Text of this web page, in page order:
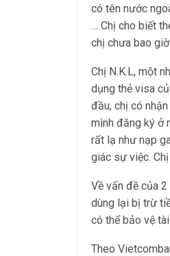
có tên nước
… Chị cho biết
chị chưa bao
Chị N.K.L, một
dụng thẻ visa
đầu, chị có
mình đăng ký ở
rất lạ như nạp
giác sự việc.
Về vấn đề của
dùng lại bị trừ
có thể bảo vệ
Theo